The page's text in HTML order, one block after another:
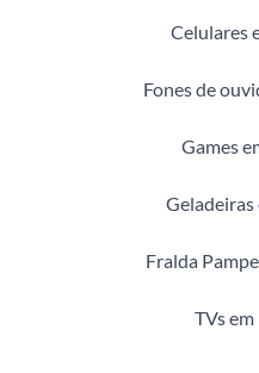
Celulares
Fones de
Games
Fralda
TVs